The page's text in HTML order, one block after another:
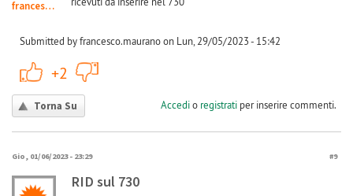
francesco.maurano
Submitted by francesco.maurano on Lun, 29/05/2023 - 15:42
+2
Torna Su Accedio registratiper inserire commenti.
Gio, 01/06/2023 - 23:29 #9
RID sul 730